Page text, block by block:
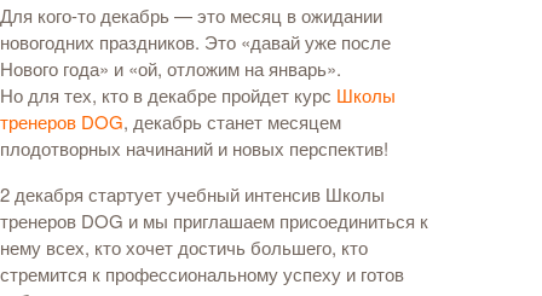
Для кого-то декабрь — это месяц в ожидании
новогодних праздников. Это «давай уже после
Нового года» и «ой, отложим на январь».
Но для тех, кто в декабре пройдет курс Школы
тренеров DOG, декабрь станет месяцем
плодотворных начинаний и новых перспектив!
2 декабря стартует учебный интенсив Школы
тренеров DOG и мы приглашаем присоединиться к
нему всех, кто хочет достичь большего, кто
стремится к профессиональному успеху и готов